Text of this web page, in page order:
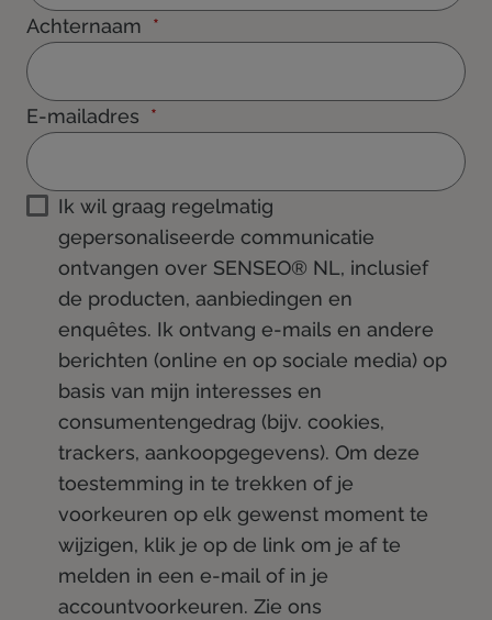
Achternaam
E-mailadres
Ik wil graag regelmatig
gepersonaliseerde communicatie
ontvangen over SENSEO® NL, inclusief
de producten, aanbiedingen en
enquêtes. Ik ontvang e-mails en andere
berichten (online en op sociale media) op
basis van mijn interesses en
consumentengedrag (bijv. cookies,
trackers, aankoopgegevens). Om deze
toestemming in te trekken of je
voorkeuren op elk gewenst moment te
wijzigen, klik je op de link om je af te
melden in een e-mail of in je
accountvoorkeuren. Zie ons